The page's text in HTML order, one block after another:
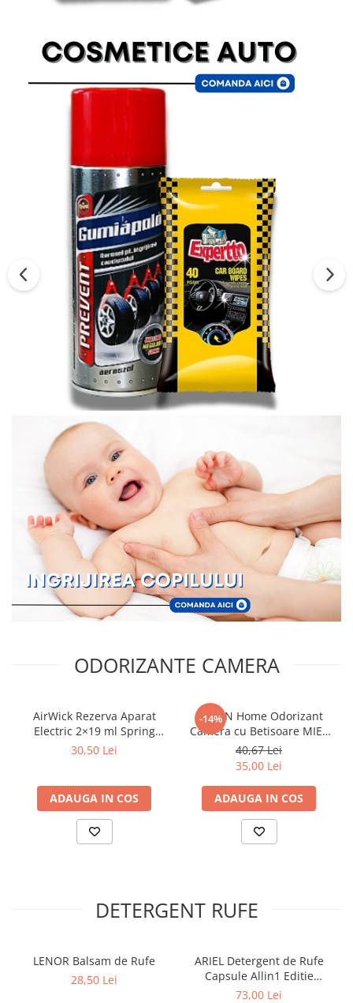
ODORIZANTE CAMERA
AirWick Rezerva Aparat
Electric 2×19 ml Spring
Breeze & Island Vanilla
30,50 Lei
ADAUGA IN COS
-14%
AREON Home Odorizant
Camera cu Betisoare MIEL
de VIOLETTS 150 ml
40,67 Lei
35,00 Lei
ADAUGA IN COS
DETERGENT RUFE
LENOR Balsam de Rufe
28,50 Lei
ARIEL Detergent de Rufe
Capsule Allin1 Editie
Limitata Japanese Blossom
73,00 Lei